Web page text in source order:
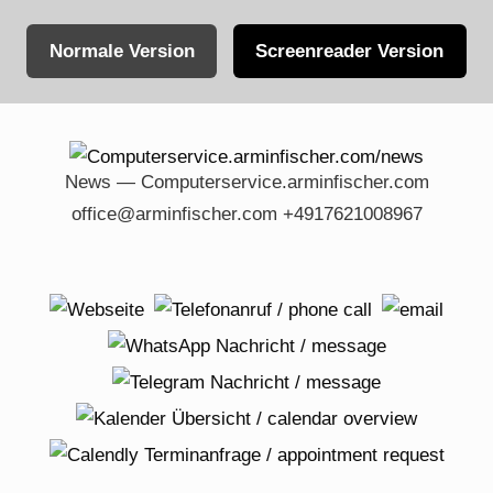
Normale Version Screenreader Version
content
News — Computerservice.arminfischer.com
office@arminfischer.com +4917621008967